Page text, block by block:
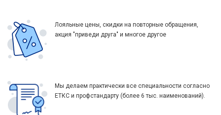
Лояльные цены, скидки на повторные обращения,
акция "приведи друга" и многое другое
Мы делаем практически все специальности согласно
ЕТКС и профстандарту (более 6 тыс. наименований).